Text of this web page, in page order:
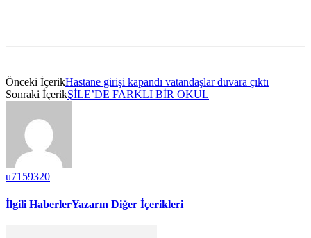
Önceki İçerikHastane girişi kapandı vatandaşlar duvara çıktı
Sonraki İçerikŞİLE’DE FARKLI BİR OKUL
u7159320
İlgili HaberlerYazarın Diğer İçerikleri